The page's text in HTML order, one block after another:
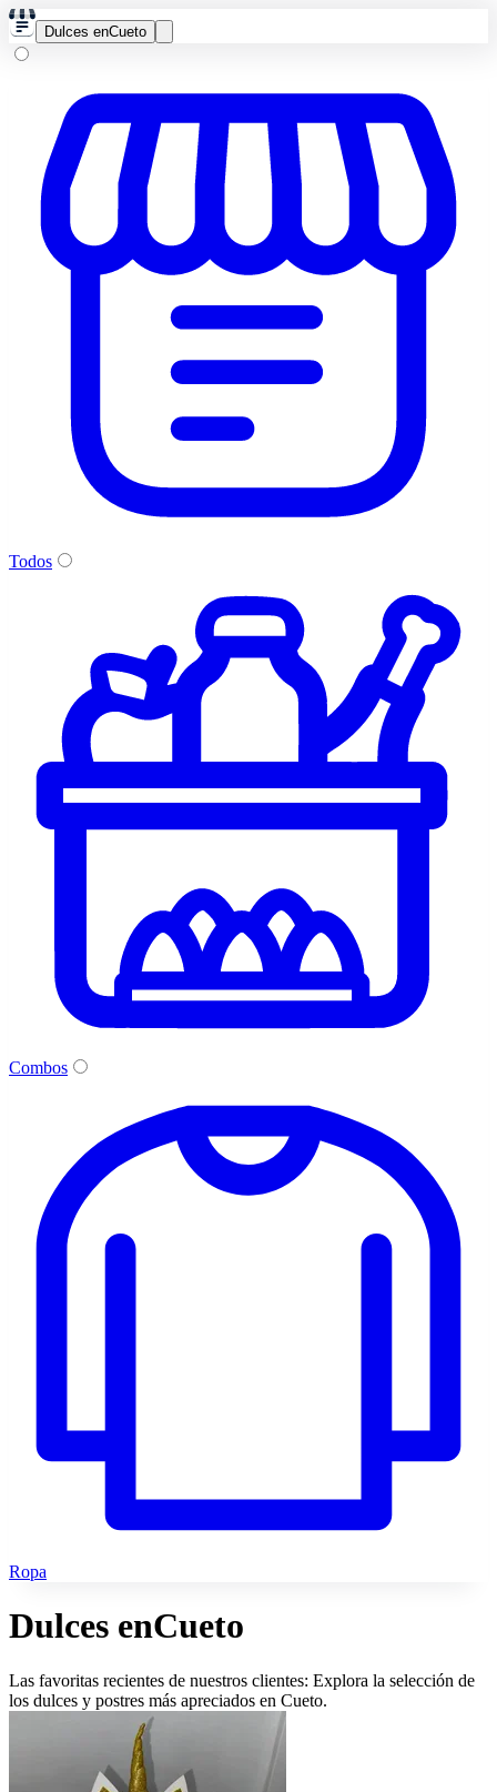
Dulces enCueto
Todos
Combos
Ropa
Dulces enCueto
Las favoritas recientes de nuestros clientes: Explora la selección de
los dulces y postres más apreciados en Cueto.